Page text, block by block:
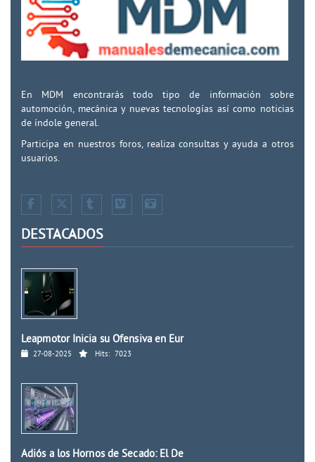
En MDM encontrarás todo tipo de información sobre
automoción, mecánica y nuevas tecnologías así como noticias
de índole general.
Participa en nuestros foros, realiza consultas y ayuda a otros
usuarios.
DESTACADOS
Leapmotor Inicia su Ofensiva en Eur
27-08-2025 Hits: 7023
Adiós a los Hornos de Secado: El De